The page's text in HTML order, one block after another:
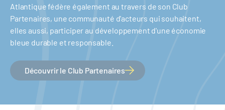
Atlantique fédère également au travers de son Club
Partenaires, une communauté d'acteurs qui souhaitent,
elles aussi, participer au développement d'une économie
bleue durable et responsable.
Découvrir le Club Partenaires